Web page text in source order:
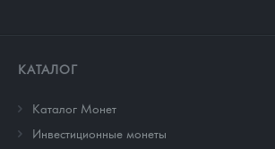
КАТАЛОГ
Каталог Монет
Инвестиционные монеты